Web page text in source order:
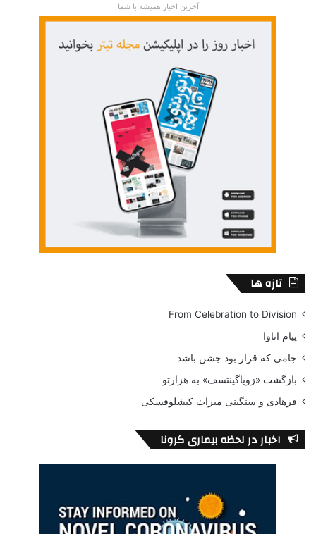
آخرین اخبار همیشه با شما
تازه ها
From Celebration to Division
پیام اتاوا
جامی که قرار بود جشن باشد
بازگشت «زویاگینتسف» به هزارتو
فرهادی و سنگینی میراث کیشلوفسکی
اخبار در لحظه بیماری کرونا